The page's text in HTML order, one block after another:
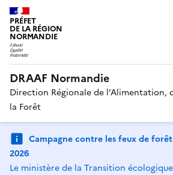
PRÉFET
DE LA RÉGION
NORMANDIE
DRAAF Normandie
Direction Régionale de l’Alimentation,
la Forêt
Campagne contre les feux de
2026
Le ministère de la Transition